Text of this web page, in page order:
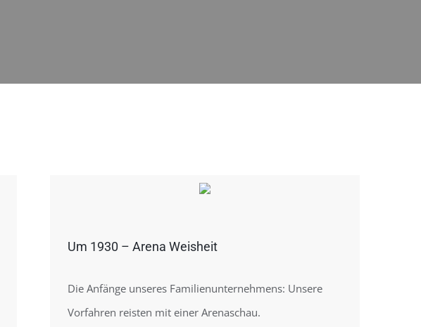
Um 1930 – Arena Weisheit
Die Anfänge unseres Familienunternehmens: Unsere
Vorfahren reisten mit einer Arenaschau.